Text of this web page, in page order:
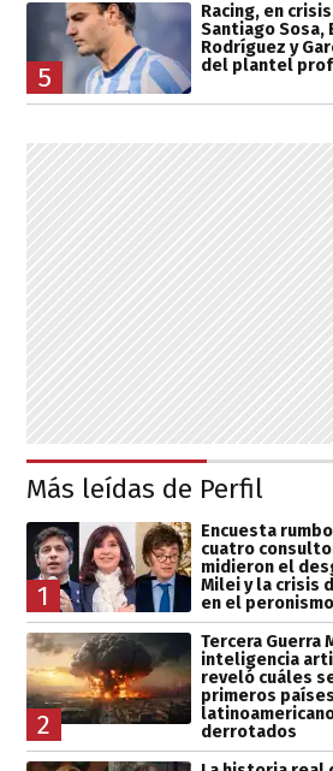
5
Racing, en
Santiago Sosa,
Rodríguez y
del plantel
Más leídas de Perfil
1
Encuesta
cuatro
midieron el
Milei y la crisis
en el peronismo
2
Tercera Guerra
inteligencia
reveló cuáles
primeros países
derrotados